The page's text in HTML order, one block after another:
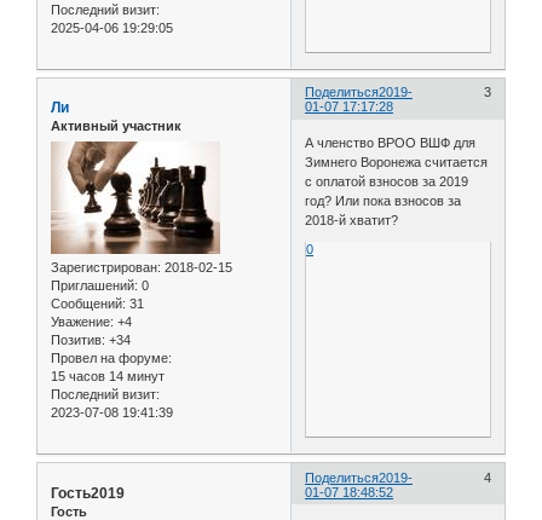
Последний визит:
2025-04-06 19:29:05
Поделиться 3
2019-
01-07 17:17:28
Ли
Активный участник
Зарегистрирован: 2018-02-15
Приглашений: 0
Сообщений: 31
Уважение: +4
Позитив: +34
Провел на форуме:
15 часов 14 минут
Последний визит:
2023-07-08 19:41:39
А членство ВРОО ВШФ для
Зимнего Воронежа считается
с оплатой взносов за 2019
год? Или пока взносов за
2018-й хватит?
0
Поделиться 4
2019-
01-07 18:48:52
Гость2019
Гость